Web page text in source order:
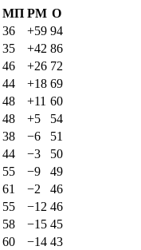
МП РМ О
36 +59 94
35 +42 86
46 +26 72
44 +18 69
48 +11 60
48 +5
54
38 −6
51
44 −3
50
55 −9
49
61 −2
46
55 −12 46
58 −15 45
60 −14 43